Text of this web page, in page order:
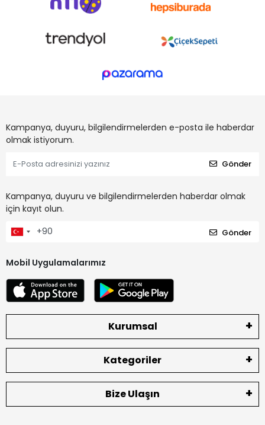
Kampanya, duyuru, bilgilendirmelerden e-posta ile haberdar
olmak istiyorum.
Gönder
Kampanya, duyuru ve bilgilendirmelerden haberdar olmak
için kayıt olun.
Gönder
Mobil Uygulamalarımız
Kurumsal
Kategoriler
Bize Ulaşın